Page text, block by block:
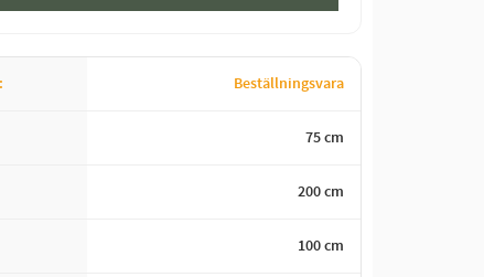
Beställningsvara
75 cm
200 cm
100 cm